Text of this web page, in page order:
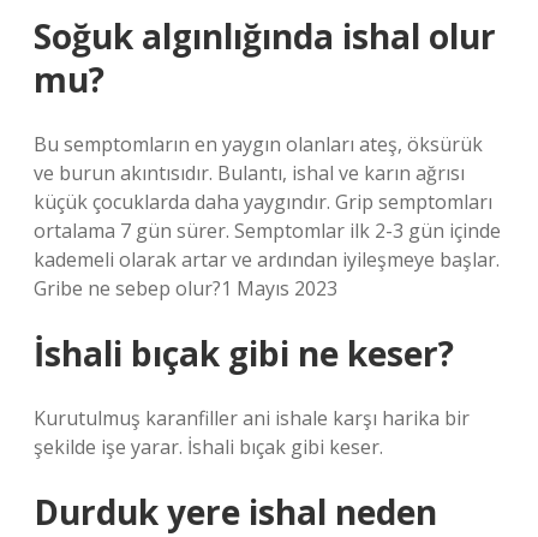
Soğuk algınlığında ishal olur
mu?
Bu semptomların en yaygın olanları ateş, öksürük
ve burun akıntısıdır. Bulantı, ishal ve karın ağrısı
küçük çocuklarda daha yaygındır. Grip semptomları
ortalama 7 gün sürer. Semptomlar ilk 2-3 gün içinde
kademeli olarak artar ve ardından iyileşmeye başlar.
Gribe ne sebep olur?1 Mayıs 2023
İshali bıçak gibi ne keser?
Kurutulmuş karanfiller ani ishale karşı harika bir
şekilde işe yarar. İshali bıçak gibi keser.
Durduk yere ishal neden